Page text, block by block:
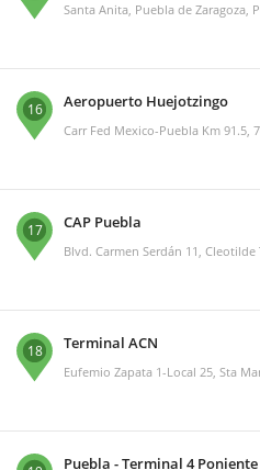
Santa Anita, Puebla de Zaragoza,
16 Aeropuerto Huejotzingo
Carr Fed Mexico-Puebla Km 91.5,
17 CAP Puebla
Blvd. Carmen Serdán 11,
18 Terminal ACN
Eufemio Zapata 1-Local 25, Sta
Puebla - Terminal 4 Poniente